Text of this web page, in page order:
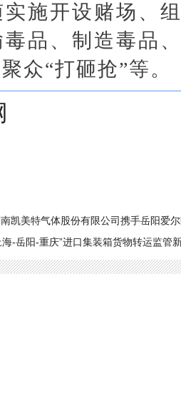
施开设赌场、
品、制造毒品
众“打砸抢”等。
凯美特气体股份有限公司携手岳阳爱
海-岳阳-重庆”进口集装箱货物转运监管